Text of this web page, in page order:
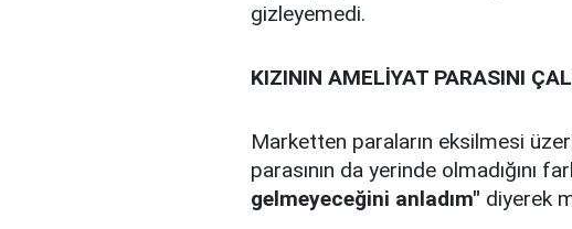
gizleyemedi.
KIZININ AMELİYAT PARASINI
Marketten paraların eksilmesi
parasının da yerinde olmadığını
gelmeyeceğini anladım" diyerek